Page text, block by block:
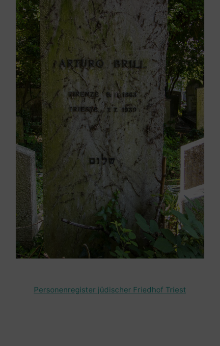
Personenregister jüdischer Friedhof Triest